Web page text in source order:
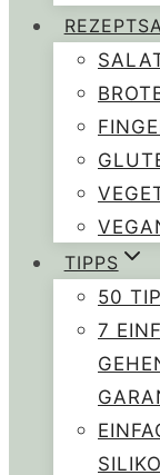
TIPPS
50
7